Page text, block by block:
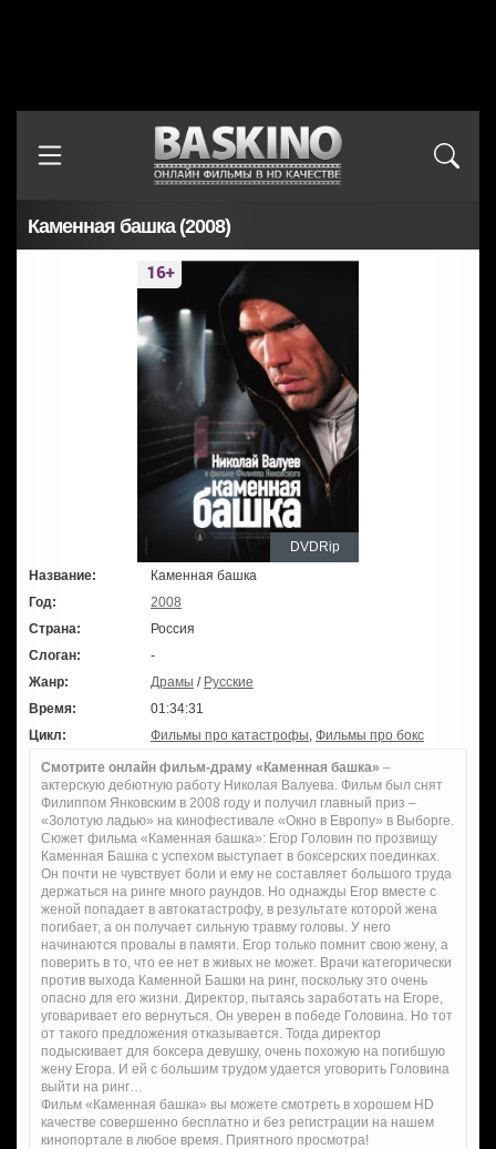
Каменная башка (2008)
DVDRip
Название:
Каменная башка
Год:
2008
Страна:
Россия
Слоган:
-
Жанр:
Драмы / Русские
Время:
01:34:31
Цикл:
Фильмы про катастрофы, Фильмы про бокс
Смотрите онлайн фильм-драму «Каменная башка» –
актерскую дебютную работу Николая Валуева. Фильм был снят
Филиппом Янковским в 2008 году и получил главный приз –
«Золотую ладью» на кинофестивале «Окно в Европу» в Выборге.
Сюжет фильма «Каменная башка»: Егор Головин по прозвищу
Каменная Башка с успехом выступает в боксерских поединках.
Он почти не чувствует боли и ему не составляет большого труда
держаться на ринге много раундов. Но однажды Егор вместе с
женой попадает в автокатастрофу, в результате которой жена
погибает, а он получает сильную травму головы. У него
начинаются провалы в памяти. Егор только помнит свою жену, а
поверить в то, что ее нет в живых не может. Врачи категорически
против выхода Каменной Башки на ринг, поскольку это очень
опасно для его жизни. Директор, пытаясь заработать на Егоре,
уговаривает его вернуться. Он уверен в победе Головина. Но тот
от такого предложения отказывается. Тогда директор
подыскивает для боксера девушку, очень похожую на погибшую
жену Егора. И ей с большим трудом удается уговорить Головина
выйти на ринг…
Фильм «Каменная башка» вы можете смотреть в хорошем HD
качестве совершенно бесплатно и без регистрации на нашем
кинопортале в любое время. Приятного просмотра!